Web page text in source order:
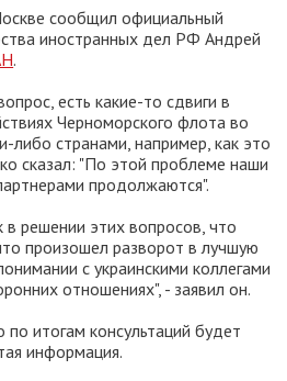
сообщил официальный
иностранных дел РФ Андрей
.
есть какие-то сдвиги в
Черноморского флота во
либо странами, например, как это
сказал: "По этой проблеме наши
продолжаются".
решении этих вопросов, что
произошел разворот в лучшую
с украинскими коллегами
отношениях", - заявил он.
итогам консультаций будет
информация.